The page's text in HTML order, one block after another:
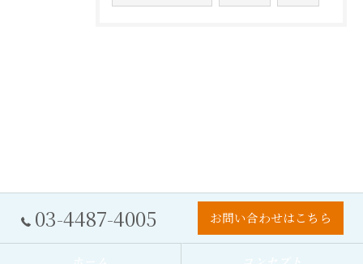
03-4487-4005 お問い合わせはこちら